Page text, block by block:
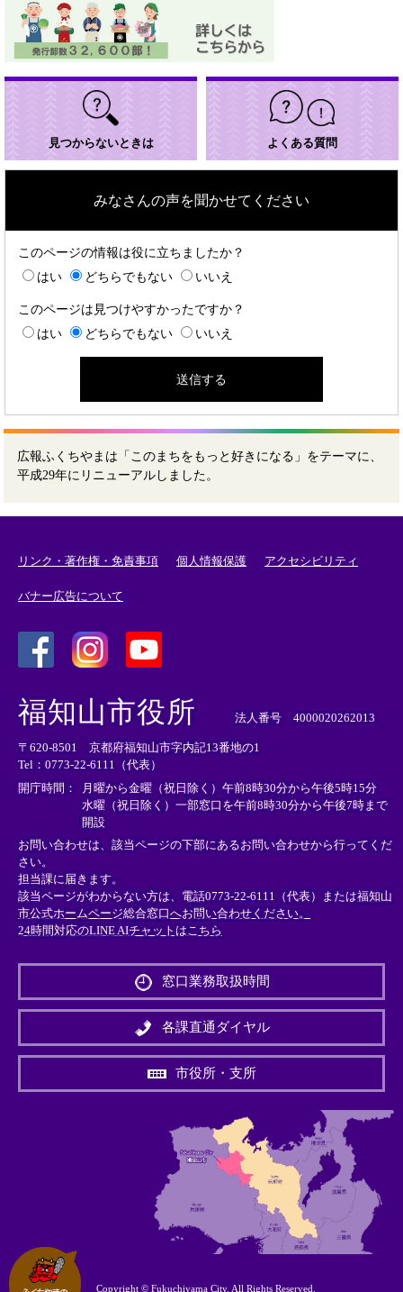
見つからないときは よくある質問
みなさんの声を聞かせてください
このページの情報は役に立ちましたか？
はい
どちらでもない いいえ
このページは見つけやすかったですか？
はい
どちらでもない いいえ
広報ふくちやまは「このまちをもっと好きになる」をテーマに、
平成29年にリニューアルしました。
リンク・著作権・免責事項 個人情報保護 アクセシビリティ
バナー広告について
外
部
リ
ン
ク
＞
外
リ
ン
ク
＞
外
部
ン
ク
＞
福知山市役所 法人番号 4000020262013
〒620-8501 京都府福知山市字内記13番地の1
Tel：0773-22-6111（代表）
開庁時間：
月曜から金曜（祝日除く）午前8時30分から午後5時15分
水曜（祝日除く）一部窓口を午前8時30分から午後7時まで
開設
お問い合わせは、該当ページの下部にあるお問い合わせから行ってくだ
さい。
担当課に届きます。
該当ページがわからない方は、電話0773-22-6111（代表）または福知山
市公式ホームページ総合窓口へお問い合わせください。
24時間対応のLINE AIチャットはこちら
外
リ
ン
＞
窓口業務取扱時間
各課直通ダイヤル
市役所・支所
Copyright © Fukuchiyama City. All Rights Reserved.